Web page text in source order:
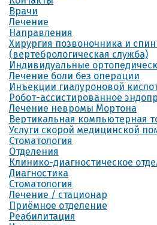
Врачи
Лечение
Направления
Хирургия позвоночника и
(вертебрологическая служба)
Индивидуальные
Лечение боли без операции
Инъекции гиалуроновой
Робот-ассистированное
Лечение невромы Мортона
Вертикальная компьютерная
Услуги скорой медицинской
Стоматология
Отделения
Клинико-диагностическое
Диагностика
Стоматология
Лечение / стационар
Приёмное отделение
Реабилитация